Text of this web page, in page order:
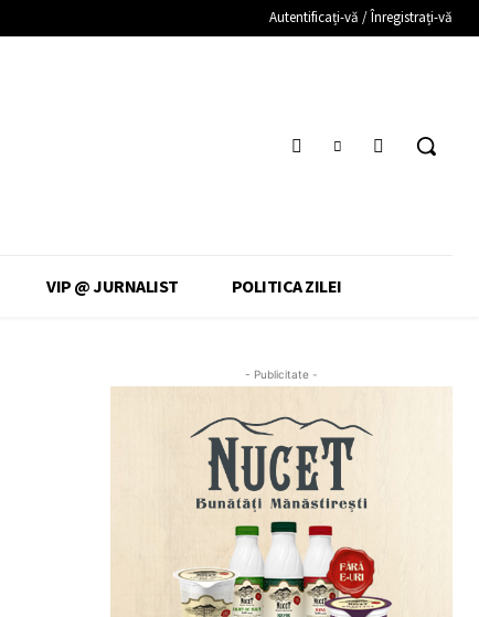
Autentificați-vă / Înregistrați-vă
VIP @ JURNALIST POLITICA ZILEI
- Publicitate -